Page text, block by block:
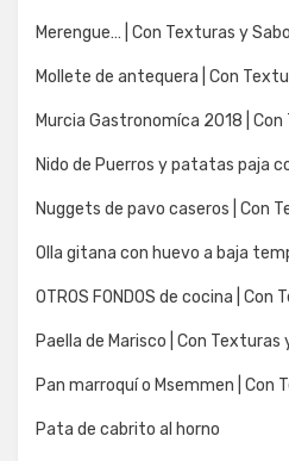
Merengue… | Con Texturas y
Mollete de antequera | Con
Murcia Gastronomíca 2018 |
Nido de Puerros y patatas paja
Nuggets de pavo caseros | Con
Olla gitana con huevo a baja
OTROS FONDOS de cocina | Con
Paella de Marisco | Con Texturas
Pan marroquí o Msemmen | Con
Pata de cabrito al horno